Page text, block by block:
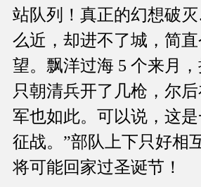
站队列！真正的幻想破
么近，却进不了城，简
望。飘洋过海 5 个来月
只朝清兵开了几枪，尔
军也如此。可以说，这
征战。”部队上下只好相
将可能回家过圣诞节！